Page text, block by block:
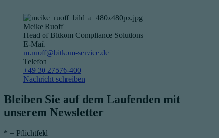
Meike Ruoff
Head of Bitkom Compliance Solutions
E-Mail
m.ruoff@bitkom-service.de
Telefon
+49 30 27576-400
Nachricht schreiben
Bleiben Sie auf dem Laufenden mit
unserem Newsletter
* = Pflichtfeld